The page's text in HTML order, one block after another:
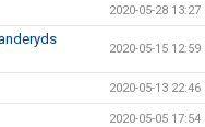
2020-05-28 13:27
2020-05-15 12:59
2020-05-13 22:46
2020-05-05 17:54